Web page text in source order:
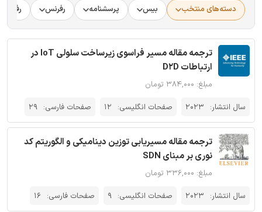
دسته‌های منتخب بیس پرسشنامه رفرنس
ترجمه مقاله مسیر فراسوی زیرساخت سلولی IoT در
ارتباطات D2D
مبلغ: ۳۸۴,۰۰۰ تومان
سال انتشار: 2023 صفحات انگلیسی: 12 صفحات فارسی: 29
ترجمه مقاله مسیریابی توزین دینامیکی و الگوریتم کد
نوری بر مبنای SDN
مبلغ: ۳۳۶,۰۰۰ تومان
سال انتشار: 2023 صفحات انگلیسی: 9 صفحات فارسی: 16